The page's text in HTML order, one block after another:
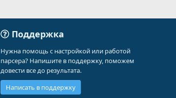
Поддержка
Нужна помощь с настройкой или работой
парсера? Напишите в поддержку, поможем
довести все до результата.
Написать в поддержку